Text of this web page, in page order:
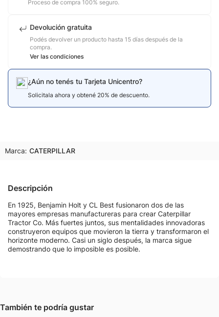
Proceso de compra 100% seguro.
Devolución gratuita
Podés devolver un producto hasta 15 días después de la
compra.
Ver las condiciones
¿Aún no tenés tu Tarjeta Unicentro?
Solicitala ahora y obtené 20% de descuento.
Marca: CATERPILLAR
Descripción
En 1925, Benjamin Holt y CL Best fusionaron dos de las
mayores empresas manufactureras para crear Caterpillar
Tractor Co. Más fuertes juntos, sus mentalidades innovadoras
construyeron equipos que movieron la tierra y transformaron el
horizonte moderno. Casi un siglo después, la marca sigue
demostrando que lo imposible es posible.
También te podría gustar